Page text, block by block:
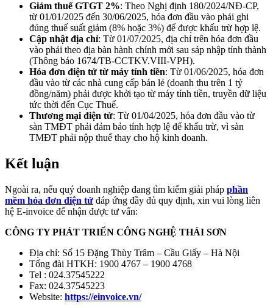
Giảm thuế GTGT 2%: Theo Nghị định 180/2024/NĐ-CP,
từ 01/01/2025 đến 30/06/2025, hóa đơn đầu vào phải ghi
đúng thuế suất giảm (8% hoặc 3%) để được khấu trừ hợp lệ.
Cập nhật địa chỉ: Từ 01/07/2025, địa chỉ trên hóa đơn đầu
vào phải theo địa bàn hành chính mới sau sáp nhập tỉnh thành
(Thông báo 1674/TB-CCTKV.VIII-VPH).
Hóa đơn điện tử từ máy tính tiền: Từ 01/06/2025, hóa đơn
đầu vào từ các nhà cung cấp bán lẻ (doanh thu trên 1 tỷ
đồng/năm) phải được khởi tạo từ máy tính tiền, truyền dữ liệu
tức thời đến Cục Thuế.
Thương mại điện tử: Từ 01/04/2025, hóa đơn đầu vào từ
sàn TMĐT phải đảm bảo tính hợp lệ để khấu trừ, vì sàn
TMĐT phải nộp thuế thay cho hộ kinh doanh.
Kết luận
Ngoài ra, nếu quý doanh nghiệp đang tìm kiếm giải pháp phần
mềm hóa đơn điện tử đáp ứng đầy đủ quy định, xin vui lòng liên
hệ E-invoice để nhận được tư vấn:
CÔNG TY PHÁT TRIỂN CÔNG NGHỆ THÁI SƠN
Địa chỉ: Số 15 Đặng Thùy Trâm – Cầu Giấy – Hà Nội
Tổng đài HTKH: 1900 4767 – 1900 4768
Tel : 024.37545222
Fax: 024.37545223
Website: https://einvoice.vn/